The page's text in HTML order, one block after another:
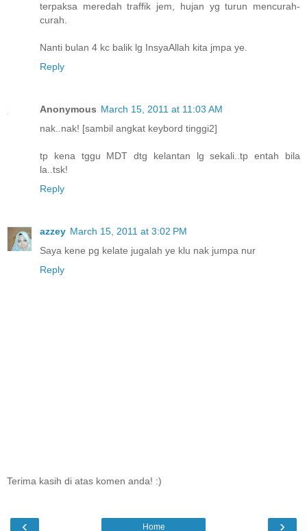
terpaksa meredah traffik jem, hujan yg turun mencurah-
curah.
Nanti bulan 4 kc balik lg InsyaAllah kita jmpa ye.
Reply
Anonymous March 15, 2011 at 11:03 AM
nak..nak! [sambil angkat keybord tinggi2]
tp kena tggu MDT dtg kelantan lg sekali..tp entah bila
la..tsk!
Reply
azzey March 15, 2011 at 3:02 PM
Saya kene pg kelate jugalah ye klu nak jumpa nur
Reply
Terima kasih di atas komen anda! :)
‹ ›
Home